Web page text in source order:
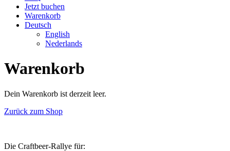
Jetzt buchen
Warenkorb
Deutsch
English
Neder­lands
Warenkorb
Dein Warenkorb ist derzeit leer.
Zurück zum Shop
Die Craftbeer-Rallye für: